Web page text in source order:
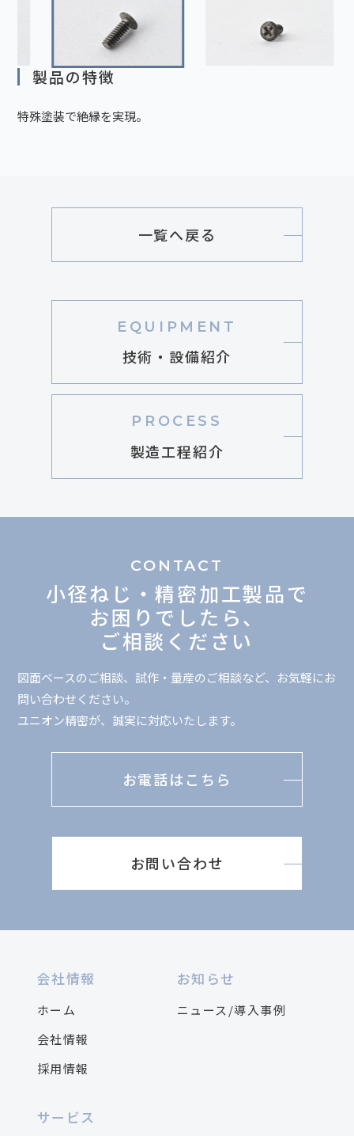
製品の特徴
特殊塗装で絶縁を実現。
一覧へ戻る
EQUIPMENT
技術・設備紹介
PROCESS
製造工程紹介
CONTACT
小径ねじ・精密加工製品で
お困りでしたら、
ご相談ください
図面ベースのご相談、試作・量産のご相談など、お気軽にお
問い合わせください。
ユニオン精密が、誠実に対応いたします。
お電話はこちら
お問い合わせ
会社情報
ホーム
会社情報
採用情報
お知らせ
ニュース/導入事例
サービス